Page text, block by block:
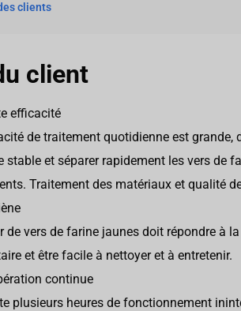
clients
client
efficacité
de traitement quotidienne est
stable et séparer rapidement les vers de
Traitement des matériaux et qualité
de vers de farine jaunes doit répondre à
et être facile à nettoyer et à entretenir.
continue
plusieurs heures de fonctionnement